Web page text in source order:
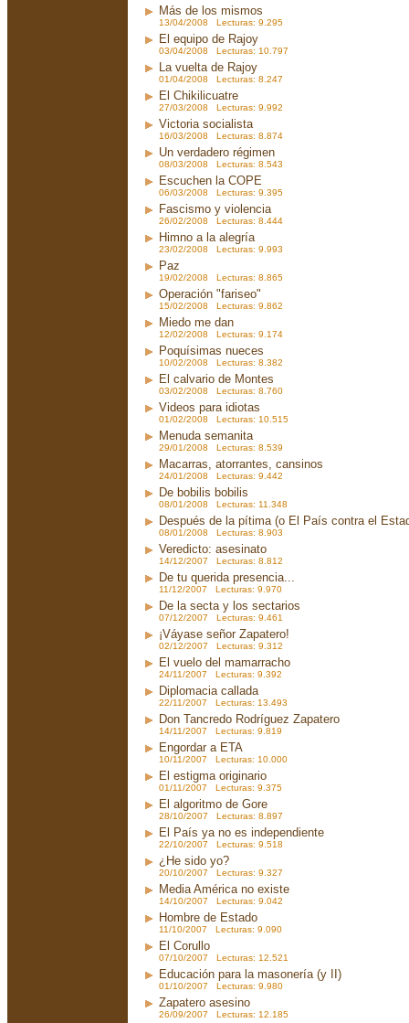
Más de los mismos
13/04/2008 Lecturas: 9.295
El equipo de Rajoy
03/04/2008 Lecturas: 10.797
La vuelta de Rajoy
01/04/2008 Lecturas: 8.247
El Chikilicuatre
27/03/2008 Lecturas: 9.992
Victoria socialista
16/03/2008 Lecturas: 8.874
Un verdadero régimen
08/03/2008 Lecturas: 8.543
Escuchen la COPE
06/03/2008 Lecturas: 9.395
Fascismo y violencia
26/02/2008 Lecturas: 8.444
Himno a la alegría
23/02/2008 Lecturas: 9.993
Paz
19/02/2008 Lecturas: 8.865
Operación "fariseo"
15/02/2008 Lecturas: 9.862
Miedo me dan
12/02/2008 Lecturas: 9.174
Poquísimas nueces
10/02/2008 Lecturas: 8.382
El calvario de Montes
03/02/2008 Lecturas: 8.760
Videos para idiotas
01/02/2008 Lecturas: 10.515
Menuda semanita
29/01/2008 Lecturas: 8.539
Macarras, atorrantes, cansinos
24/01/2008 Lecturas: 9.442
De bobilis bobilis
08/01/2008 Lecturas: 11.348
Después de la pítima (o El País contra el
08/01/2008 Lecturas: 8.903
Veredicto: asesinato
14/12/2007 Lecturas: 8.812
De tu querida presencia...
11/12/2007 Lecturas: 9.970
De la secta y los sectarios
07/12/2007 Lecturas: 9.461
¡Váyase señor Zapatero!
02/12/2007 Lecturas: 9.312
El vuelo del mamarracho
24/11/2007 Lecturas: 9.392
Diplomacia callada
22/11/2007 Lecturas: 13.493
Don Tancredo Rodríguez Zapatero
14/11/2007 Lecturas: 9.819
Engordar a ETA
10/11/2007 Lecturas: 10.000
El estigma originario
01/11/2007 Lecturas: 9.375
El algoritmo de Gore
28/10/2007 Lecturas: 8.897
El País ya no es independiente
22/10/2007 Lecturas: 9.518
¿He sido yo?
20/10/2007 Lecturas: 9.327
Media América no existe
14/10/2007 Lecturas: 9.042
Hombre de Estado
11/10/2007 Lecturas: 9.090
El Corullo
07/10/2007 Lecturas: 12.521
Educación para la masonería (y II)
01/10/2007 Lecturas: 9.980
Zapatero asesino
26/09/2007 Lecturas: 12.185